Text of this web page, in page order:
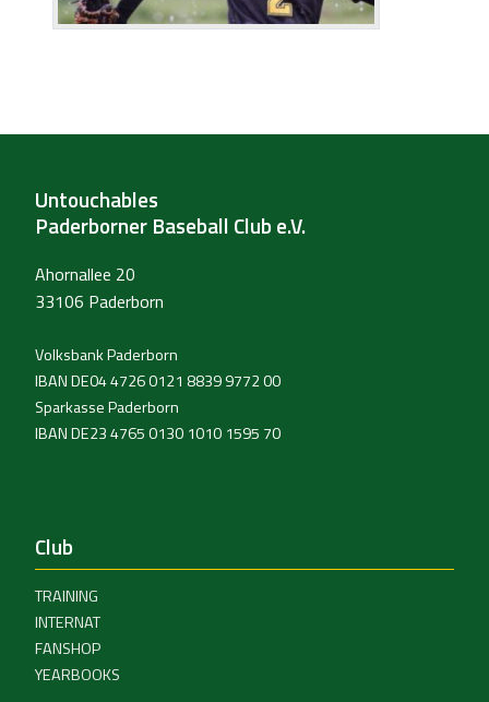
Untouchables
Paderborner Baseball Club e.V.
Ahornallee 20
33106 Paderborn
Volksbank Paderborn
IBAN DE04 4726 0121 8839 9772 00
Sparkasse Paderborn
IBAN DE23 4765 0130 1010 1595 70
Club
TRAINING
INTERNAT
FANSHOP
YEARBOOKS